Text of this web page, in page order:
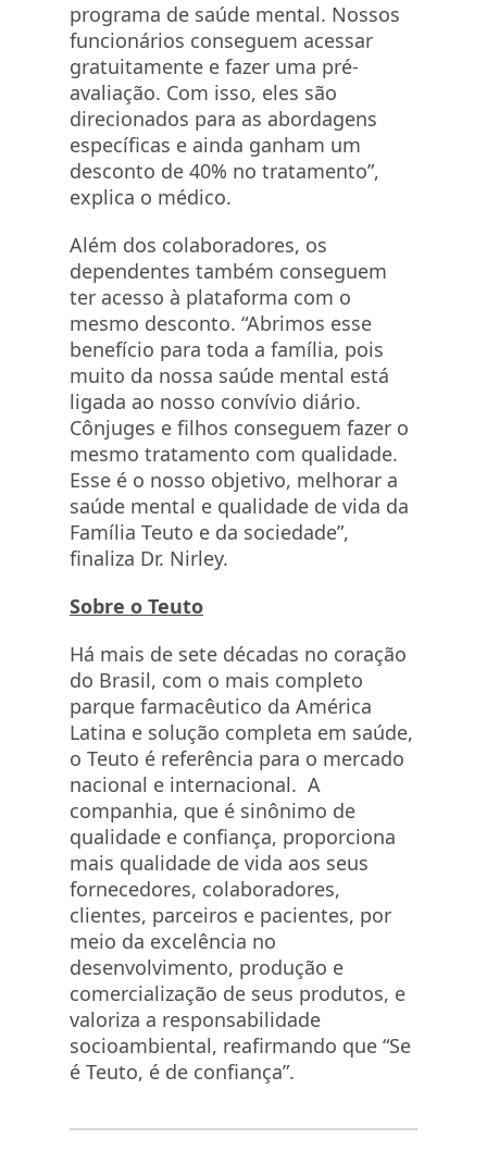
programa de saúde mental. Nossos
funcionários conseguem acessar
gratuitamente e fazer uma pré-
avaliação. Com isso, eles são
direcionados para as abordagens
específicas e ainda ganham um
desconto de 40% no tratamento”,
explica o médico.
Além dos colaboradores, os
dependentes também conseguem
ter acesso à plataforma com o
mesmo desconto. “Abrimos esse
benefício para toda a família, pois
muito da nossa saúde mental está
ligada ao nosso convívio diário.
Cônjuges e filhos conseguem fazer o
mesmo tratamento com qualidade.
Esse é o nosso objetivo, melhorar a
saúde mental e qualidade de vida da
Família Teuto e da sociedade”,
finaliza Dr. Nirley.
Sobre o Teuto
Há mais de sete décadas no coração
do Brasil, com o mais completo
parque farmacêutico da América
Latina e solução completa em saúde,
o Teuto é referência para o mercado
nacional e internacional. A
companhia, que é sinônimo de
qualidade e confiança, proporciona
mais qualidade de vida aos seus
fornecedores, colaboradores,
clientes, parceiros e pacientes, por
meio da excelência no
desenvolvimento, produção e
comercialização de seus produtos, e
valoriza a responsabilidade
socioambiental, reafirmando que “Se
é Teuto, é de confiança”.